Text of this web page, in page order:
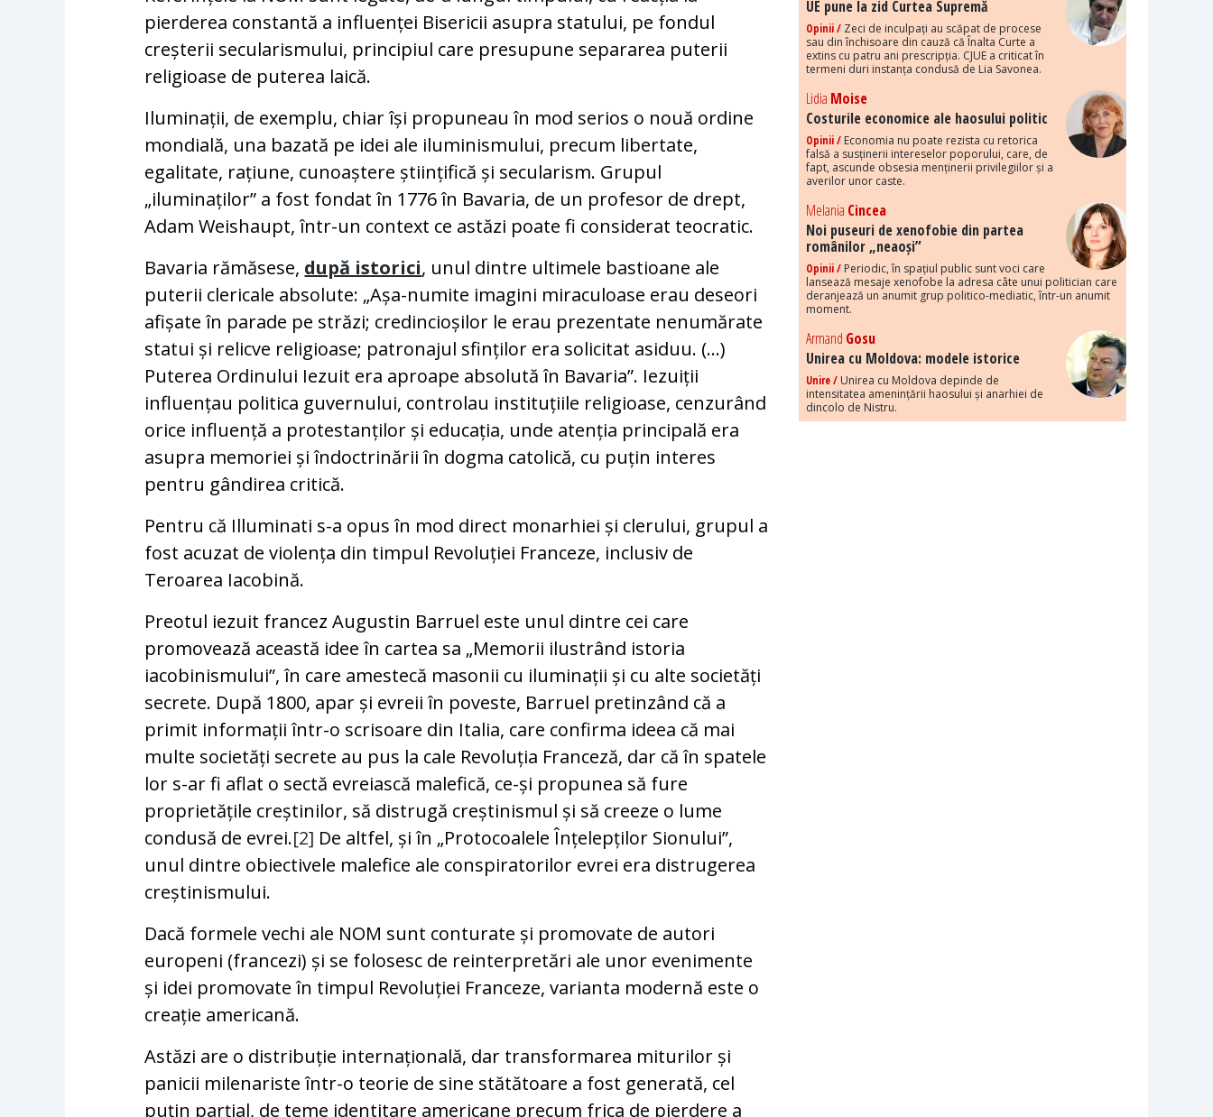
pierderea constantă a influenței Bisericii asupra statului, pe fondul
creșterii secularismului, principiul care presupune separarea puterii
religioase de puterea laică.
Iluminații, de exemplu, chiar își propuneau în mod serios o nouă ordine
mondială, una bazată pe idei ale iluminismului, precum libertate,
egalitate, rațiune, cunoaștere științifică și secularism. Grupul
„iluminaților” a fost fondat în 1776 în Bavaria, de un profesor de drept,
Adam Weishaupt, într-un context ce astăzi poate fi considerat teocratic.
Bavaria rămăsese, după istorici, unul dintre ultimele bastioane ale
puterii clericale absolute: „Așa-numite imagini miraculoase erau deseori
afișate în parade pe străzi; credincioșilor le erau prezentate nenumărate
statui și relicve religioase; patronajul sfinților era solicitat asiduu. (...)
Puterea Ordinului Iezuit era aproape absolută în Bavaria”. Iezuiții
influențau politica guvernului, controlau instituțiile religioase, cenzurând
orice influență a protestanților și educația, unde atenția principală era
asupra memoriei și îndoctrinării în dogma catolică, cu puțin interes
pentru gândirea critică.
Pentru că Illuminati s-a opus în mod direct monarhiei și clerului, grupul a
fost acuzat de violența din timpul Revoluției Franceze, inclusiv de
Teroarea Iacobină.
Preotul iezuit francez Augustin Barruel este unul dintre cei care
promovează această idee în cartea sa „Memorii ilustrând istoria
iacobinismului”, în care amestecă masonii cu iluminații și cu alte societăți
secrete. După 1800, apar și evreii în poveste, Barruel pretinzând că a
primit informații într-o scrisoare din Italia, care confirma ideea că mai
multe societăți secrete au pus la cale Revoluția Franceză, dar că în spatele
lor s-ar fi aflat o sectă evreiască malefică, ce-și propunea să fure
proprietățile creștinilor, să distrugă creștinismul și să creeze o lume
condusă de evrei.[2] De altfel, și în „Protocoalele Înțelepților Sionului”,
unul dintre obiectivele malefice ale conspiratorilor evrei era distrugerea
creștinismului.
Dacă formele vechi ale NOM sunt conturate și promovate de autori
europeni (francezi) și se folosesc de reinterpretări ale unor evenimente
și idei promovate în timpul Revoluției Franceze, varianta modernă este o
creație americană.
Astăzi are o distribuție internațională, dar transformarea miturilor și
panicii milenariste într-o teorie de sine stătătoare a fost generată, cel
puțin parțial, de teme identitare americane precum frica de pierdere a
UE pune la zid Curtea Supremă
Opinii / Zeci de inculpați au scăpat de procese
sau din închisoare din cauză că Înalta Curte a
extins cu patru ani prescripția. CJUE a criticat în
termeni duri instanța condusă de Lia Savonea.
Lidia Moise
Costurile economice ale haosului politic
Opinii / Economia nu poate rezista cu retorica
falsă a susținerii intereselor poporului, care, de
fapt, ascunde obsesia menținerii privilegiilor și a
averilor unor caste.
Melania Cincea
Noi puseuri de xenofobie din partea
românilor „neaoși”
Opinii / Periodic, în spațiul public sunt voci care
lansează mesaje xenofobe la adresa câte unui politician care
deranjează un anumit grup politico-mediatic, într-un anumit
moment.
Armand Gosu
Unirea cu Moldova: modele istorice
Unire / Unirea cu Moldova depinde de
intensitatea amenințării haosului și anarhiei de
dincolo de Nistru.